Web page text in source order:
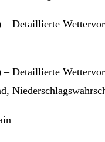
Detaillierte
Detaillierte